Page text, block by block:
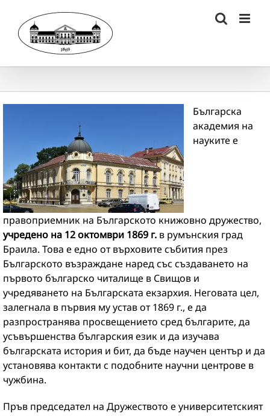
content
Българска
академия на
науките е
правоприемник на Българското книжовно дружество,
учредено на 12 октомври 1869 г. в румънския град
Браила. Това е едно от върховите събития през
Българското възраждане наред със създаването на
първото българско читалище в Свищов и
учредяването на Българската екзархия. Неговата цел,
залегнала в първия му устав от 1869 г., е да
разпространява просвещението сред българите, да
усъвършенства българския език и да изучава
българската история и бит, да бъде научен център и да
установява контакти с подобните научни центрове в
чужбина.
Пръв председател на Дружеството е университетският